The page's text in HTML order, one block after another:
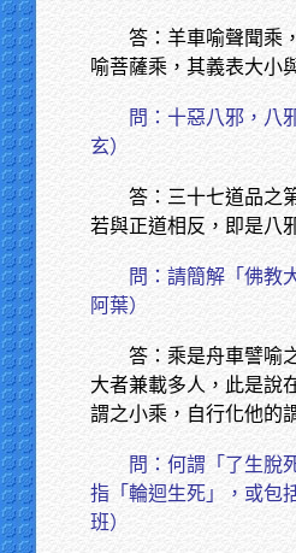
答：羊車喻聲聞乘
喻菩薩乘，其義表大小
問：十惡八邪，八
玄）
答：三十七道品之
若與正道相反，即是八
問：請簡解「佛教
阿葉）
答：乘是舟車譬喻
大者兼載多人，此是說
謂之小乘，自行化他的
問：何謂「了生脫
指「輪迴生死」，或包
班）